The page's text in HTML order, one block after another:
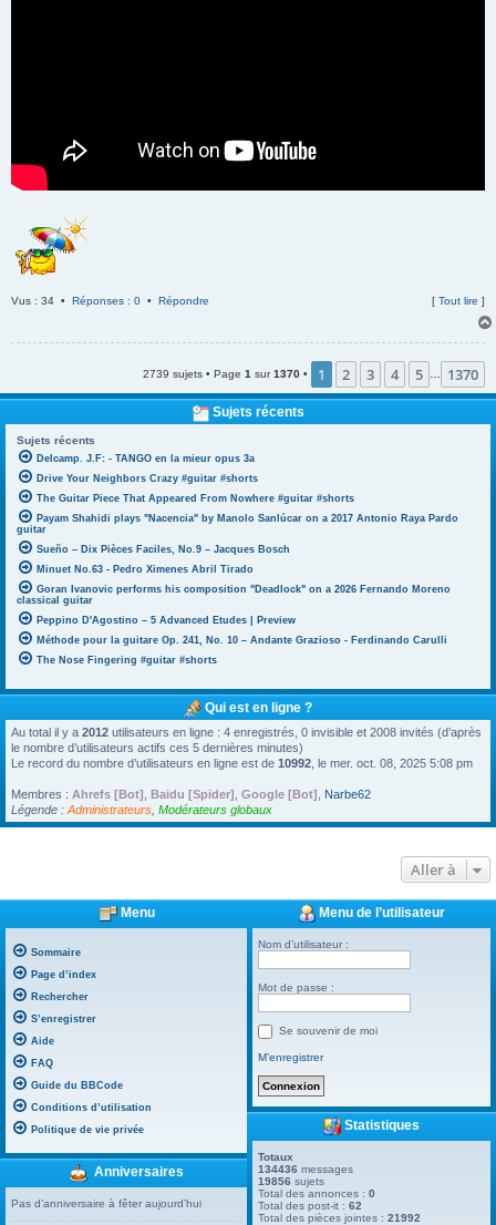
Vus : 34 • Réponses : 0 • Répondre [ Tout lire ]
2739 sujets • Page 1 sur1370 • 1 2 3 4 5 1370
Sujets récents
Sujets récents
Delcamp. J.F: - TANGO en la mieur opus 3a
Drive Your Neighbors Crazy #guitar #shorts
The Guitar Piece That Appeared From Nowhere #guitar #shorts
Payam Shahidi plays "Nacencia" by Manolo Sanlúcar on a 2017 Antonio Raya Pardo
guitar
Sueño – Dix Pièces Faciles, No.9 – Jacques Bosch
Minuet No.63 - Pedro Ximenes Abril Tirado
Goran Ivanovic performs his composition "Deadlock" on a 2026 Fernando Moreno
classical guitar
Peppino D'Agostino – 5 Advanced Etudes | Preview
Méthode pour la guitare Op. 241, No. 10 – Andante Grazioso - Ferdinando Carulli
The Nose Fingering #guitar #shorts
Qui est en ligne ?
Au total il y a 2012 utilisateurs en ligne : 4 enregistrés, 0 invisible et 2008 invités (d’après
le nombre d’utilisateurs actifs ces 5 dernières minutes)
Le record du nombre d’utilisateurs en ligne est de 10992 , le mer. oct. 08, 2025 5:08 pm
Membres : Ahrefs [Bot] Baidu [Spider] Google [Bot]
Narbe62
Légende : Administrateurs Modérateurs globaux
Aller à
Menu
Sommaire
Page d’index
Rechercher
S’enregistrer
Aide
FAQ
Guide du BBCode
Conditions d’utilisation
Politique de vie privée
Anniversaires
Pas d’anniversaire à fêter aujourd’hui
Menu de l’utilisateur
Nom d’utilisateur :
Mot de passe :
Se souvenir de moi
M’enregistrer
Statistiques
Totaux
134436 messages
19856 sujets
Total des annonces :0
Total des post-it :62
Total des pièces jointes :21992